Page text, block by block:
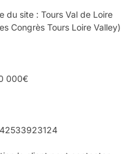
du site : Tours Val de Loire
Congrès Tours Loire Valley)
000€